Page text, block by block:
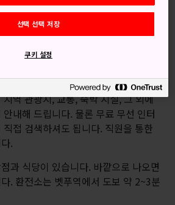
키, 히토요시행 특급열차를 타고규슈
있습니다.
서 여행에 필요한 정보를 찾아보세요. 영
역 관광지, 교통, 숙박 시설, 그 외에
내해 드립니다. 물론 무료 무선 인터
접 검색하셔도 됩니다. 직원을 통한
.
과 식당이 있습니다. 바깥으로 나오면
. 환전소는 벳푸역에서 도보 약 2~3분
선택 선택 저장
쿠키 설정